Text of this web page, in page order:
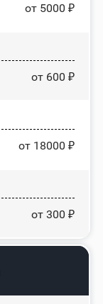
от 5000 ₽
от 600 ₽
от 18000 ₽
от 300 ₽